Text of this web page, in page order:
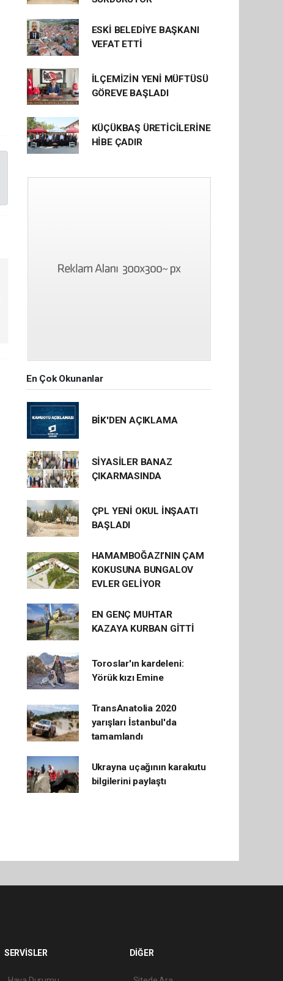
ESKİ BELEDİYE BAŞKANI
VEFAT ETTİ
İLÇEMİZİN YENİ MÜFTÜSÜ
GÖREVE BAŞLADI
KÜÇÜKBAŞ ÜRETİCİLERİNE
HİBE ÇADIR
En Çok Okunanlar
BİK'DEN AÇIKLAMA
SİYASİLER BANAZ
ÇIKARMASINDA
ÇPL YENİ OKUL İNŞAATI
BAŞLADI
HAMAMBOĞAZI’NIN ÇAM
KOKUSUNA BUNGALOV
EVLER GELİYOR
EN GENÇ MUHTAR
KAZAYA KURBAN GİTTİ
Toroslar'ın kardeleni:
Yörük kızı Emine
TransAnatolia 2020
yarışları İstanbul'da
tamamlandı
Ukrayna uçağının karakutu
bilgilerini paylaştı
SERVİSLER DİĞER